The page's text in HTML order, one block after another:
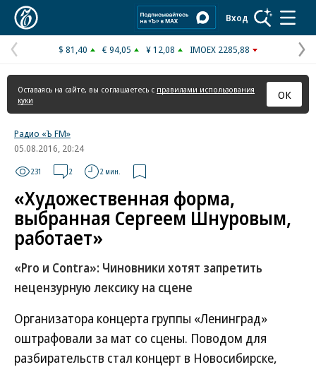
Вход
Предыдущая
страница
$ 81,40 € 94,05 ¥ 12,08 IMOEX 2285,88
Оставаясь на сайте, вы соглашаетесь с правилами использования
куки
ОК
Радио «Ъ FM»
05.08.2016, 20:24
231 2 2 мин.
«Художественная форма,
выбранная Сергеем Шнуровым,
работает»
«Pro и Contra»: Чиновники хотят запретить
нецензурную лексику на сцене
Организатора концерта группы «Ленинград»
оштрафовали за мат со сцены. Поводом для
разбирательств стал концерт в Новосибирске,